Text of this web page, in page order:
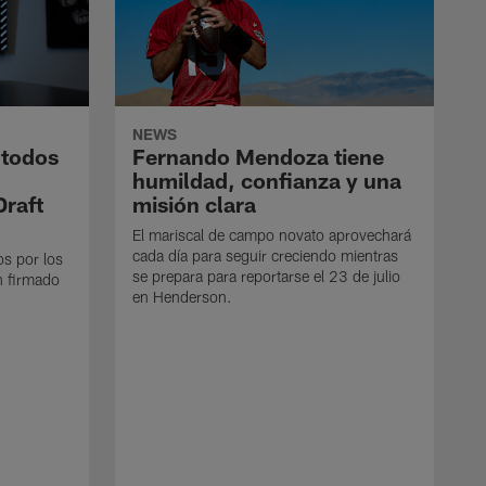
por los
firmado
NEWS
Fernando Mendoza tiene
humildad, confianza y una
misión clara
El mariscal de campo novato aprovechará
cada día para seguir creciendo mientras
se prepara para reportarse el 23 de julio
en Henderson.